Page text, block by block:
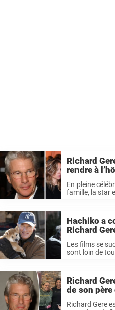
Richard
rendre à
: « Après
En pleine
famille, la star
nouveau ...
Hachiko a
Richard
?
Les films se
sont loin de
Richard
de son
Richard Gere